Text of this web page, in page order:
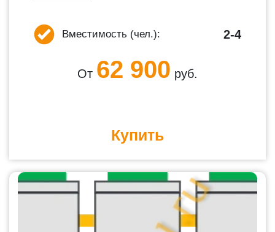
Вместимость (чел.): 2-4
От 62 900 руб.
Купить